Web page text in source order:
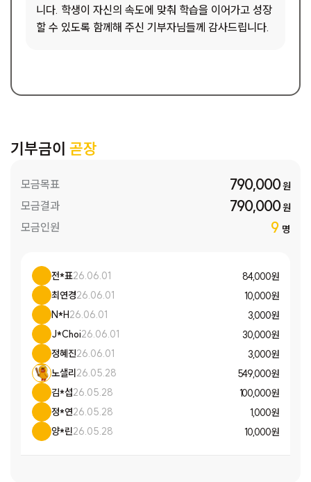
니다. 학생이 자신의 속도에 맞춰 학습을 이어가고 성장
할 수 있도록 함께해 주신 기부자님들께 감사드립니다.
기부금이 곧장
모금목표 790,000원
모금결과 790,000원
모금인원 9 명
전*표26.06.01
84,000 원
최연경26.06.01
10,000 원
N*H26.06.01
3,000 원
J*Choi26.06.01
30,000 원
정혜진26.06.01
3,000 원
노샐리26.05.28
549,000 원
김*섭26.05.28
100,000 원
정*연26.05.28
1,000 원
양*린26.05.28 10,000 원